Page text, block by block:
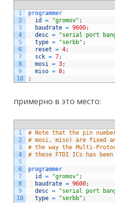
1
2
3
4
5
6
7
8
9
10
programmer
id
= "gromov" ;
baudrate = 9600;
desc =
"serial port
type = "serbb" ;
reset = 4;
sck = 7;
mosi = 3;
miso = 8;
;
примерно в это место:
1
2
3
4
5
6
7
8
9
10
# Note that the pin
# mosi, miso) are fixed
# the way the Multi-
# these FTDI ICs has been
programmer
id
= "gromov" ;
baudrate = 9600;
desc =
"serial port
type = "serbb" ;